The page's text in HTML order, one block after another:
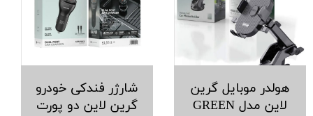
هولدر موبایل گرین
لاین مدل GREEN
شارژر فندکی خودرو
گرین لاین دو پورت